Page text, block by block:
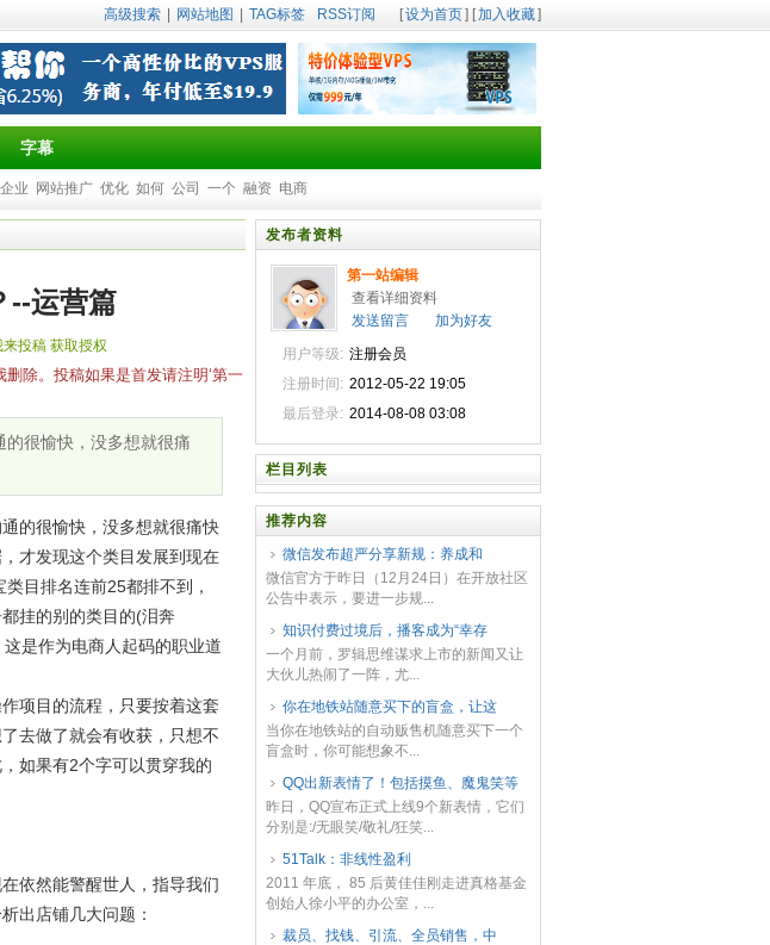
高级搜索 网站地图 TAG标签 RSS订阅 [设为首页] [加入收藏]
字幕
企业 网站推广 优化 如何 公司 一个 融资 电商
--运营篇
来投稿 获取授权
除。投稿如果是首发请注明‘第一
很愉快，没多想就很痛
的很愉快，没多想就很痛快
才发现这个类目发展到现在
目排名连前25都排不到，
挂的别的类目的(泪奔
是作为电商人起码的职业道
项目的流程，只要按着这套
去做了就会有收获，只想不
如果有2个字可以贯穿我的
依然能警醒世人，指导我们
出店铺几大问题：
发布者资料
第一站编辑
查看详细资料
发送留言
加为好友
用户等级: 注册会员
注册时间: 2012-05-22 19:05
最后登录: 2014-08-08 03:08
栏目列表
推荐内容
微信发布超严分享新规：​养成和
微信官方于昨日（12月24日）在开放社区
公告中表示，要进一步规...
知识付费过境后，播客成为“幸存
一个月前，罗辑思维谋求上市的新闻又让
大伙儿热闹了一阵，尤...
你在地铁站随意买下的盲盒，让这
当你在地铁站的自动贩售机随意买下一个
盲盒时，你可能想象不...
QQ出新表情了！包括摸鱼、魔鬼笑等
昨日，QQ宣布正式上线9个新表情，它们
分别是:/无眼笑/敬礼/狂笑...
51Talk：非线性盈利
2011 年底， 85 后黄佳佳刚走进真格基金
创始人徐小平的办公室，...
裁员、找钱、引流、全员销售，中